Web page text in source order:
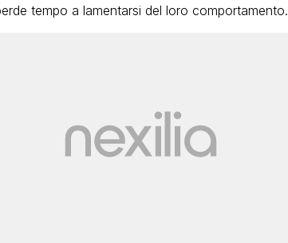
tempo a lamentarsi del loro comportamento.